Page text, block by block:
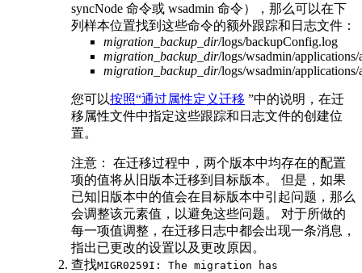
syncNode 命令或 wsadmin 命令），那么可以在下
列样本位置找到这些命令的额外跟踪和日志文件：
migration_backup_dir/logs/backupConfig.log
migration_backup_dir/logs/wsadmin/applications/
migration_backup_dir/logs/wsadmin/applications/
您可以按照“通过属性定义迁移 ”中的说明，在迁
移属性文件中指定这些跟踪和日志文件的创建位
置。
注意：
在迁移过程中，两个版本中均存在的配置
项的值将从旧版本迁移到目标版本。 但是，如果
已知旧版本中的值会在目标版本中引起问题，那么
会调整该元素值，以避免这些问题。 对于所做的
每一项值调整，在迁移日志中都会出现一条消息，
指出已更改的设置以及更改原因。
查找MIGR0259I: The migration has